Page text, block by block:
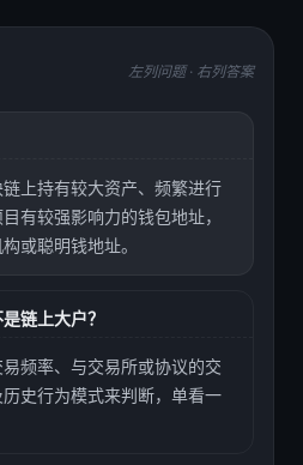
左列问题 · 右列答案
上持有较大资产、频繁进行
有较强影响力的钱包地址，
或聪明钱地址。
链上大户？
频率、与交易所或协议的交
史行为模式来判断，单看一